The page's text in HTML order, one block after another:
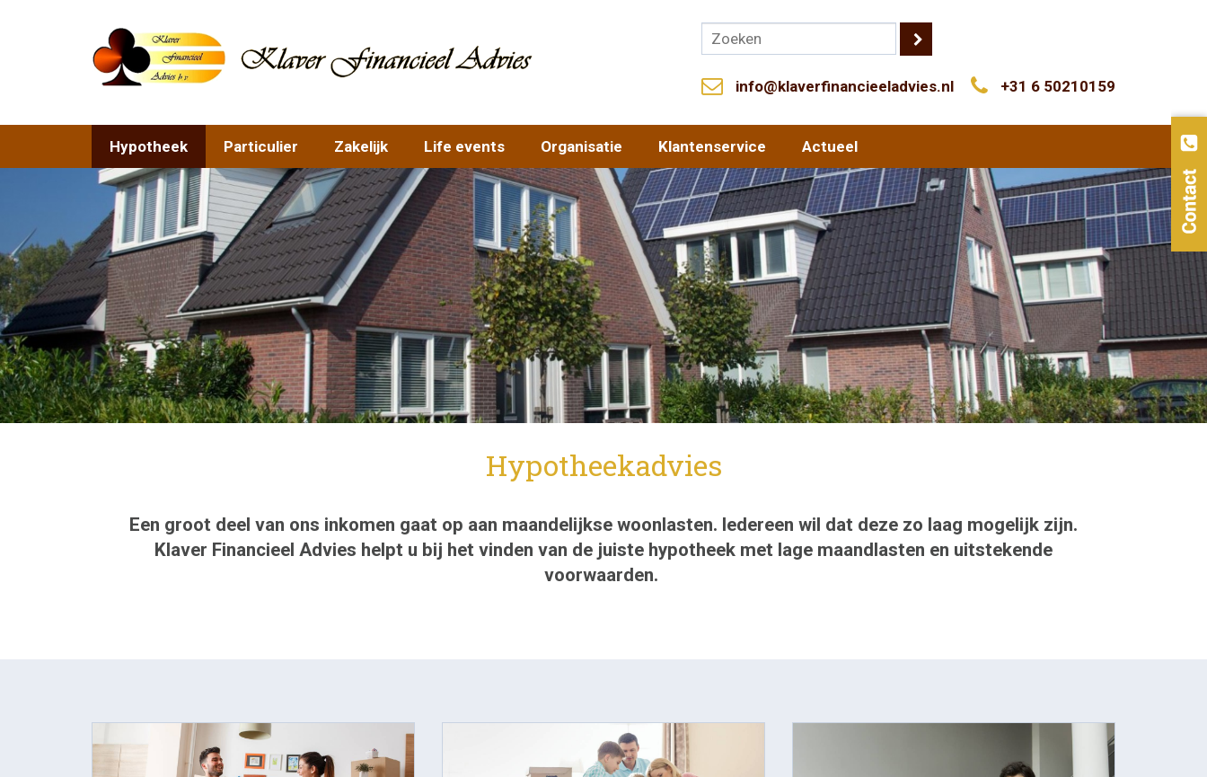
info@klaverfinancieeladvies.nl +31 6 50210159
Hypotheek Particulier Zakelijk Life events Organisatie Klantenservice Actueel
Hypotheekadvies
Een groot deel van ons inkomen gaat op aan maandelijkse woonlasten. Iedereen wil dat deze zo laag mogelijk zijn.
Klaver Financieel Advies helpt u bij het vinden van de juiste hypotheek met lage maandlasten en uitstekende
voorwaarden.